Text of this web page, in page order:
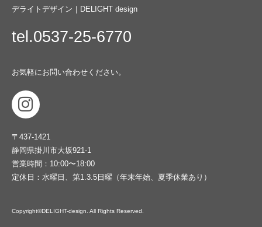
デライトデザイン｜DELIGHT design
tel.0537-25-6770
お気軽にお問い合わせください。
〒437-1421
静岡県掛川市大坂921-1
営業時間：10:00〜18:00
定休日：水曜日、第1.3.5日曜（年末年始、夏季休業あり）
Copyright©DELIGHT-design. All Rights Reserved.